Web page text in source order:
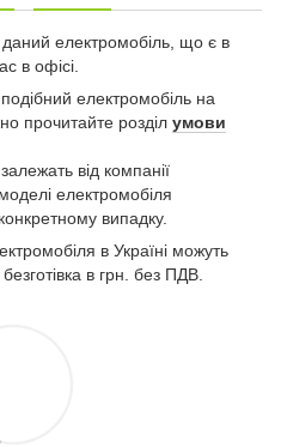
електромобіль, що є в
в офісі.
електромобіль на
прочитайте розділ умови
від компанії
електромобіля
випадку.
в Україні можуть
в грн. без ПДВ.